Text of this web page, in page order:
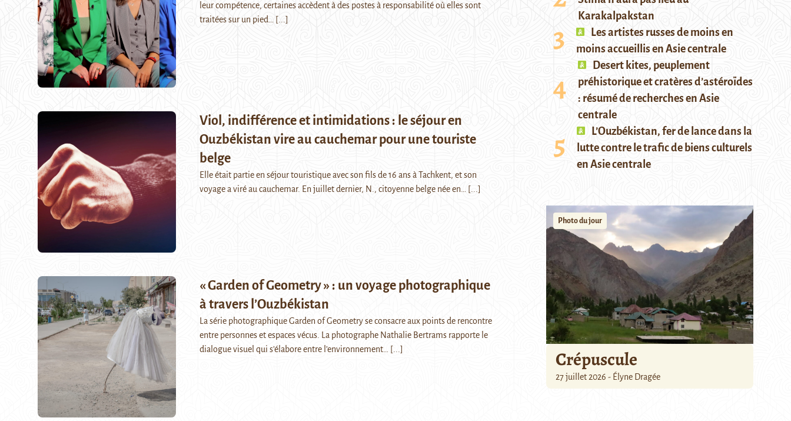
leur compétence, certaines accèdent à des postes à responsabilité où elles sont
traitées sur un pied…
[...]
Viol, indifférence et intimidations : le séjour en
Ouzbékistan vire au cauchemar pour une touriste
belge
Elle était partie en séjour touristique avec son fils de 16 ans à Tachkent, et son
voyage a viré au cauchemar. En juillet dernier, N., citoyenne belge née en…
[...]
« Garden of Geometry » : un voyage photographique
à travers l’Ouzbékistan
La série photographique Garden of Geometry se consacre aux points de rencontre
entre personnes et espaces vécus. La photographe Nathalie Bertrams rapporte le
dialogue visuel qui s’élabore entre l’environnement…
[...]
Karakalpakstan
Les artistes russes de moins en
moins accueillis en Asie centrale
Desert kites, peuplement
préhistorique et cratères d’astéroïdes
: résumé de recherches en Asie
centrale
L’Ouzbékistan, fer de lance dans la
lutte contre le trafic de biens culturels
en Asie centrale
Photo du jour
Crépuscule
27 juillet 2026 - Élyne Dragée